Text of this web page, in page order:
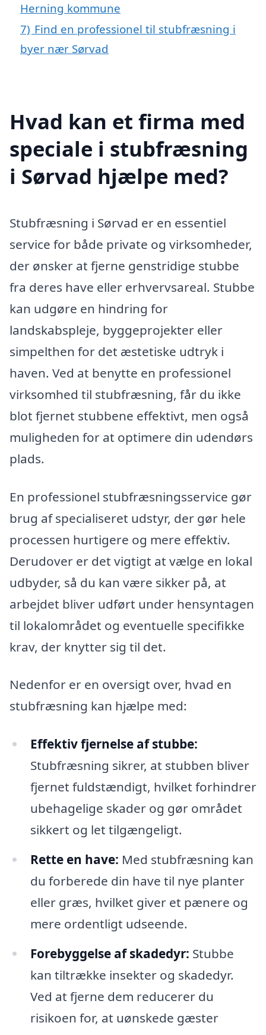
Herning kommune
7) Find en professionel til stubfræsning i
byer nær Sørvad
Hvad kan et firma med
speciale i stubfræsning
i Sørvad hjælpe med?
Stubfræsning i Sørvad er en essentiel
service for både private og virksomheder,
der ønsker at fjerne genstridige stubbe
fra deres have eller erhvervsareal. Stubbe
kan udgøre en hindring for
landskabspleje, byggeprojekter eller
simpelthen for det æstetiske udtryk i
haven. Ved at benytte en professionel
virksomhed til stubfræsning, får du ikke
blot fjernet stubbene effektivt, men også
muligheden for at optimere din udendørs
plads.
En professionel stubfræsningsservice gør
brug af specialiseret udstyr, der gør hele
processen hurtigere og mere effektiv.
Derudover er det vigtigt at vælge en lokal
udbyder, så du kan være sikker på, at
arbejdet bliver udført under hensyntagen
til lokalområdet og eventuelle specifikke
krav, der knytter sig til det.
Nedenfor er en oversigt over, hvad en
stubfræsning kan hjælpe med:
Effektiv fjernelse af stubbe:
Stubfræsning sikrer, at stubben bliver
fjernet fuldstændigt, hvilket forhindrer
ubehagelige skader og gør området
sikkert og let tilgængeligt.
Rette en have: Med stubfræsning kan
du forberede din have til nye planter
eller græs, hvilket giver et pænere og
mere ordentligt udseende.
Forebyggelse af skadedyr: Stubbe
kan tiltrække insekter og skadedyr.
Ved at fjerne dem reducerer du
risikoen for, at uønskede gæster